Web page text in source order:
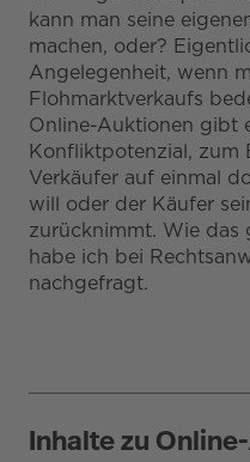
kann man seine
machen, oder?
Angelegenheit, wenn
Flohmarktverkaufs
Online-Auktionen gibt
Konfliktpotenzial, zum
Verkäufer auf einmal
will oder der Käufer
zurücknimmt. Wie das
habe ich bei
nachgefragt.
Inhalte zu